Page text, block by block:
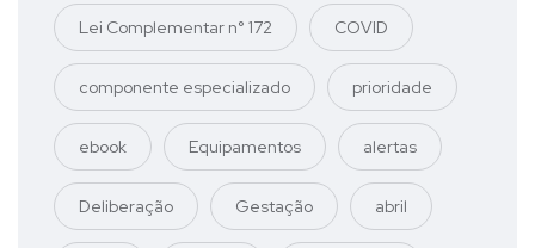
Lei Complementar n° 172 COVID
componente especializado prioridade
ebook Equipamentos alertas
Deliberação Gestação abril